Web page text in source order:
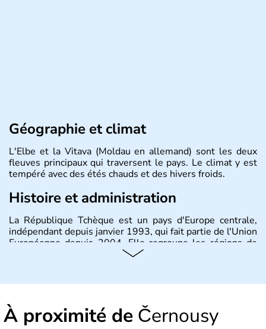
Géographie et climat
L'Elbe et la Vitava (Moldau en allemand) sont les deux
fleuves principaux qui traversent le pays. Le climat y est
tempéré avec des étés chauds et des hivers froids.
Histoire et administration
La République Tchèque est un pays d'Europe centrale,
indépendant depuis janvier 1993, qui fait partie de l'Union
Européenne depuis 2004. Elle regroupe les régions de
Bohème, Moravie et Silésie. Sa capitale est Prague.
À proximité de Černousy